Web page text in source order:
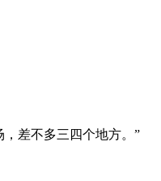
差不多三四个地方。”